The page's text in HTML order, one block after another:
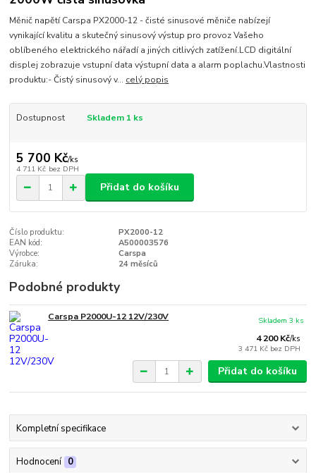
Měnič napětí Carspa PX2000-12 - čisté sinusové měniče nabízejí
vynikající kvalitu a skutečný sinusový výstup pro provoz Vašeho
oblíbeného elektrického nářadí a jiných citlivých zatížení.LCD digitální
displej zobrazuje vstupní data výstupní data a alarm poplachu.Vlastnosti
produktu:- Čistý sinusový v... celý popis
Dostupnost Skladem 1 ks
5 700 Kč/ks
4 711 Kč bez DPH
Přidat do košíku
Číslo produktu:
PX2000-12
EAN kód:
A500003576
Výrobce:
Carspa
Záruka:
24 měsíců
Podobné produkty
Carspa P2000U-12 12V/230V
4 200 Kč/ks
3 471 Kč bez DPH
Skladem 3 ks
Přidat do košíku
Kompletní specifikace
Hodnocení 0